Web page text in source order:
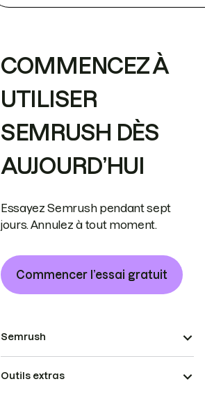
COMMENCEZ À
UTILISER
SEMRUSH DÈS
AUJOURD’HUI
Essayez Semrush pendant sept
jours. Annulez à tout moment.
Commencer l’essai gratuit
Semrush
Outils extras